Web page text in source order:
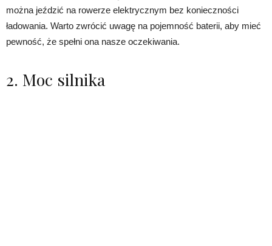
można jeździć na rowerze elektrycznym bez konieczności
ładowania. Warto zwrócić uwagę na pojemność baterii, aby mieć
pewność, że spełni ona nasze oczekiwania.
2. Moc silnika